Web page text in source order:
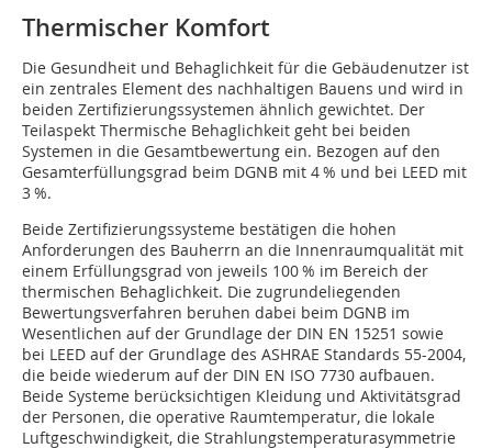
Thermischer Komfort
Die Gesundheit und Behaglichkeit für die Gebäudenutzer ist
ein zentrales Element des nachhaltigen Bauens und wird in
beiden Zertifizierungssystemen ähnlich gewichtet. Der
Teilaspekt Thermische Behaglichkeit geht bei beiden
Systemen in die Gesamtbewertung ein. Bezogen auf den
Gesamterfüllungsgrad beim DGNB mit 4 % und bei LEED mit
3 %.
Beide Zertifizierungssysteme bestätigen die hohen
Anforderungen des Bauherrn an die Innenraumqualität mit
einem Erfüllungsgrad von jeweils 100 % im Bereich der
thermischen Behaglichkeit. Die zugrundeliegen­den
Bewertungsverfahren beruhen dabei beim DGNB im
Wesentlichen auf der Grundlage der DIN EN 15251 sowie
bei LEED auf der Grundlage des ASHRAE Standards 55-2004,
die beide wiederum auf der DIN EN ISO 7730 aufbauen.
Beide Systeme berücksichtigen Kleidung und Aktivitätsgrad
der Personen, die operative Raumtemperatur, die lokale
Luftgeschwindigkeit, die Strahlungstemperaturasymmetrie